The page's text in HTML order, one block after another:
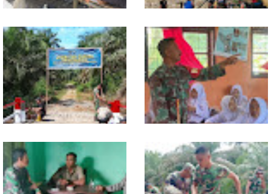
Lewat Komsos di Warung
Kopi, Babinsa Bangun Sinergi
dan Kekompakan Warga
Progres TNI AD Manunggal Air
Dikebut, Babinsa dan Warga
Dirikan Tower Polytank di
Belegen Mulia
Kodim 0118 Tancap Gas
Rampungkan Finishing
Jembatan Garuda
Melalui Wasbang, Babinsa
Bentuk Karakter dan Jiwa
Patriotisme Pelajar